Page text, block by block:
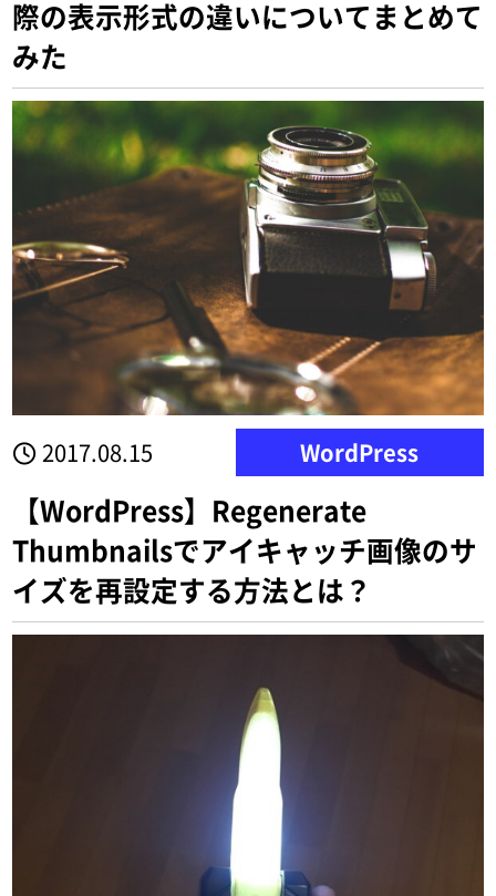
際の表示形式の違いについてまとめて
みた
2017.08.15 WordPress
【WordPress】Regenerate
Thumbnailsでアイキャッチ画像のサ
イズを再設定する方法とは？